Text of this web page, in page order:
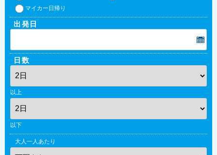
マイカー日帰り
出発日
日数
以上
以下
大人一人あたり